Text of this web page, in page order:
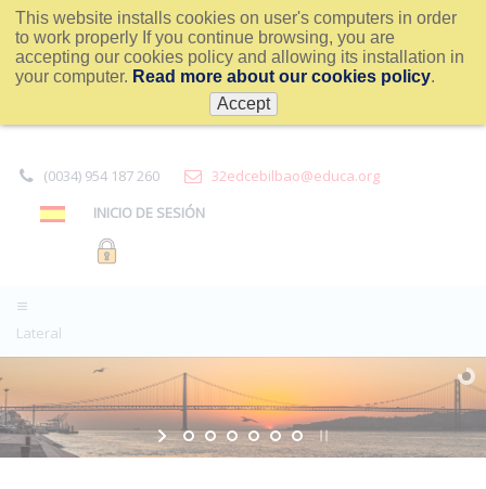
This website installs cookies on user's computers in order
to work properly If you continue browsing, you are
accepting our cookies policy and allowing its installation in
your computer. Read more about our cookies policy.
Accept
(0034) 954 187 260
32edcebilbao@educa.org
INICIO DE SESIÓN
Lateral